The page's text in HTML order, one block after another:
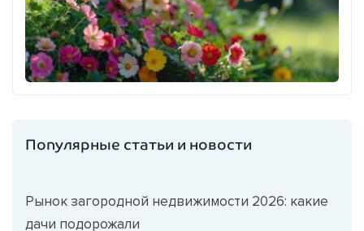
Популярные статьи и новости
Рынок загородной недвижимости 2026: какие
дачи подорожали